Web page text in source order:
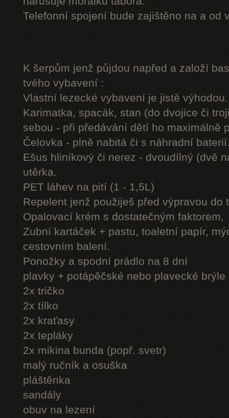
Telefonní spojení bude zajištěno na a od
K šerpům jenž půjdou napřed a založí
tvého vybavení :
Vlastní lezecké vybavení je jistě výhodou.
Karimatka, spacák, stan (do dvojice či
sebou - při předávání dětí ho maximálně
Čelovka - plně nabitá či s náhradní
Ešus hliníkový či nerez - dvoudílný (dvě
utěrka.
PET láhev na pití (1 - 1,5L)
Repelent jenž použiješ před výpravou do
Opalovací krém s dostatečným faktorem,
Zubní kartáček + pastu, toaletní papír,
cestovním balení.
Ponožky a spodní prádlo na 8 dní
plavky + potápěčské nebo plavecké brýle
2x tričko
2x tílko
2x kraťasy
2x tepláky
2x mikina bunda (popř. svetr)
malý ručník a osuška
pláštěnka
sandály
obuv na lezení